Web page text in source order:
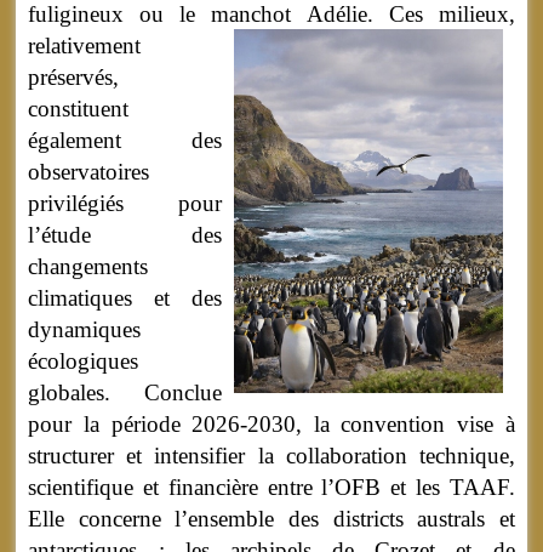
fuligineux ou le manchot Adélie. Ces milieux,
relativement
préservés,
constituent
également des
observatoires
privilégiés pour
l’étude des
changements
climatiques et des
dynamiques
écologiques
globales. Conclue
pour la période 2026-2030, la convention vise à
structurer et intensifier la collaboration technique,
scientifique et financière entre l’OFB et les TAAF.
Elle concerne l’ensemble des districts australs et